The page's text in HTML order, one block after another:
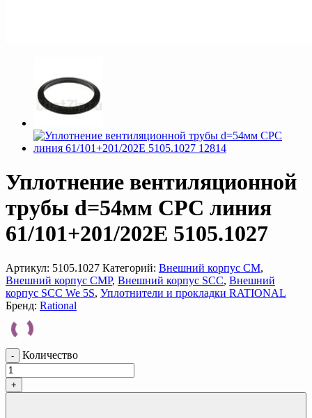
Уплотнение вентиляционной
трубы d=54мм CPC линия
61/101+201/202E 5105.1027
Артикул: 5105.1027 Категорий: Внешний корпус CM,
Внешний корпус CMP, Внешний корпус SCC, Внешний
корпус SCC We 5S, Уплотнители и прокладки RATIONAL
Бренд: Rational
- Количество
+